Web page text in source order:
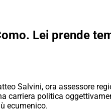
Lei prende
Salvini, ora assessore
carriera politica
ecumenico.